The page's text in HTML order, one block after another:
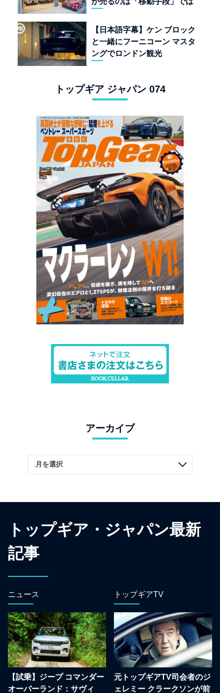
【日本語字幕】ケン ブロック
と一緒にフーニコーン マスタ
ングでロンドン観光
トップギア ジャパン 074
アーカイブ
トップギア・ジャパン最新
記事
ニュース
【試乗】ジープ コマンダー
オーバーランド：サヴィ
トップギアTV
元トップギアTV司会者のジ
ェレミー クラークソンが前